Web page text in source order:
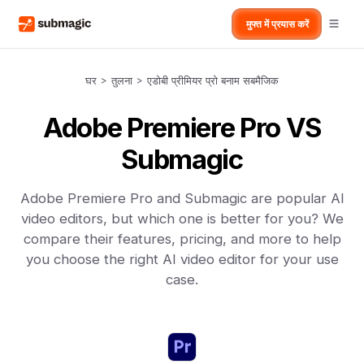
मुफ्त में प्रयास करें
घर > तुलना > एडोबी प्रीमियर प्रो बनाम सबमैजिक
Adobe Premiere Pro VS
Submagic
Adobe Premiere Pro and Submagic are popular AI
video editors, but which one is better for you? We
compare their features, pricing, and more to help
you choose the right AI video editor for your use
case.